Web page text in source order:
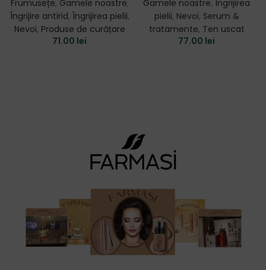
Frumusețe, Gamele noastre,
Îngrijire antirid, Îngrijirea pielii,
Nevoi, Produse de curățare
71.00 lei
Gamele noastre, Îngrijirea
pielii, Nevoi, Serum &
tratamente, Ten uscat
77.00 lei